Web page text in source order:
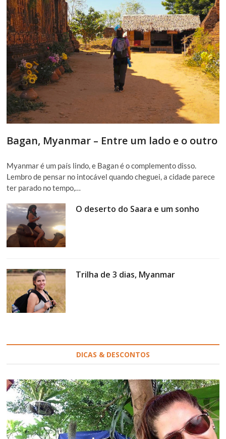
Bagan, Myanmar – Entre um lado e o outro
Myanmar é um país lindo, e Bagan é o complemento disso.
Lembro de pensar no intocável quando cheguei, a cidade parece
ter parado no tempo,…
O deserto do Saara e um sonho
Trilha de 3 dias, Myanmar
DICAS & DESCONTOS